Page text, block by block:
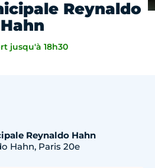
Reynaldo
Hahn
jusqu'à 18h30
Reynaldo Hahn
Hahn, Paris 20e